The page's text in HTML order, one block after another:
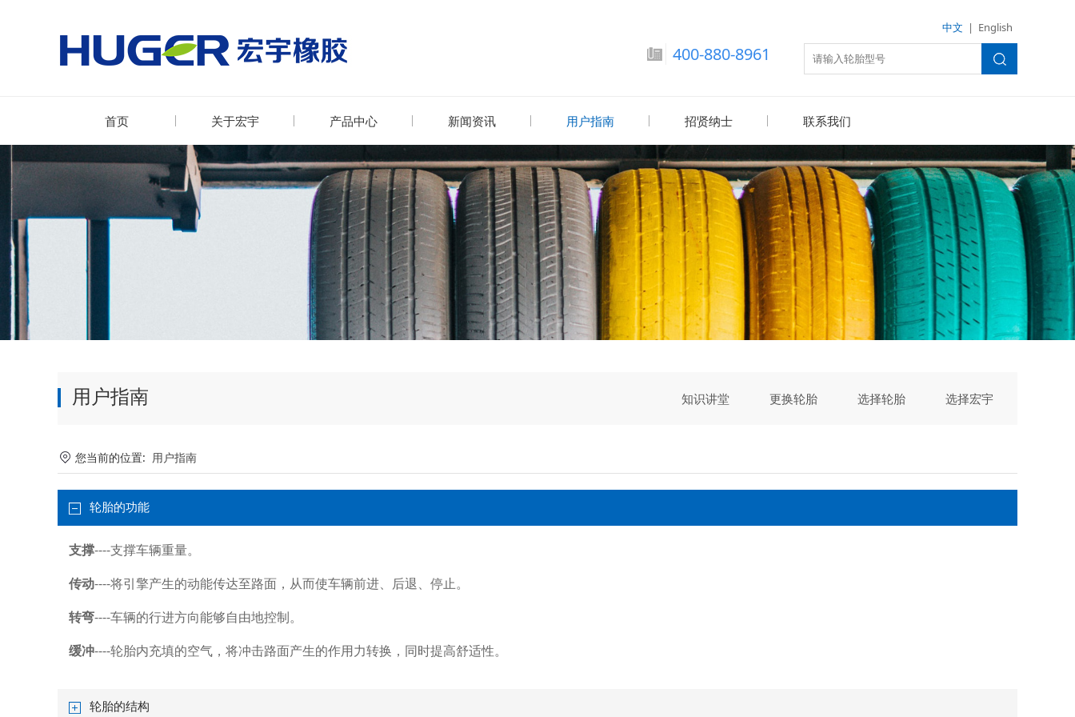
中文 | English
400-880-8961
首页 关于宏宇 产品中心 新闻资讯 用户指南 招贤纳士 联系我们
用户指南 知识讲堂 更换轮胎 选择轮胎 选择宏宇
您当前的位置: 用户指南
轮胎的功能
支撑----支撑车辆重量。
传动----将引擎产生的动能传达至路面，从而使车辆前进、后退、停止。
转弯----车辆的行进方向能够自由地控制。
缓冲----轮胎内充填的空气，将冲击路面产生的作用力转换，同时提高舒适性。
轮胎的结构